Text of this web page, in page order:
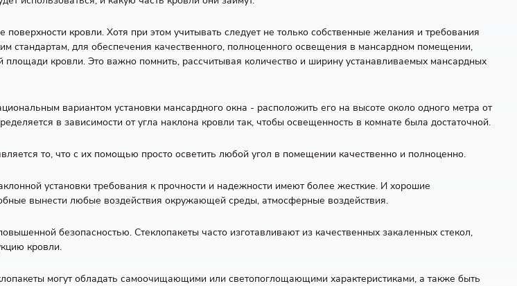
кровли. Хотя при этом учитывать следует не только собственные желания и требования
стандартам, для обеспечения качественного, полноценного освещения в мансардном помещении,
кровли. Это важно помнить, рассчитывая количество и ширину устанавливаемых мансардных
вариантом установки мансардного окна - расположить его на высоте около одного метра от
в зависимости от угла наклона кровли так, чтобы освещенность в комнате была достаточной.
то, что с их помощью просто осветить любой угол в помещении качественно и полноценно.
установки требования к прочности и надежности имеют более жесткие. И хорошие
вынести любые воздействия окружающей среды, атмосферные воздействия.
безопасностью. Стеклопакеты часто изготавливают из качественных закаленных стекол,
кровли.
могут обладать самоочищающими или светопоглощающими характеристиками, а также быть